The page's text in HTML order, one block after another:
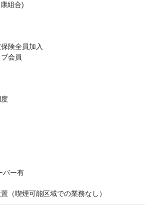
組合)
険全員加入
会員
バー有
（喫煙可能区域での業務なし）